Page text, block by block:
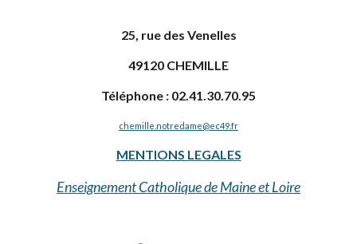
25, rue des Venelles
49120 CHEMILLE
Téléphone : 02.41.30.70.95
chemille.notredame@ec49.fr
MENTIONS LEGALES
Enseignement Catholique de Maine et Loire